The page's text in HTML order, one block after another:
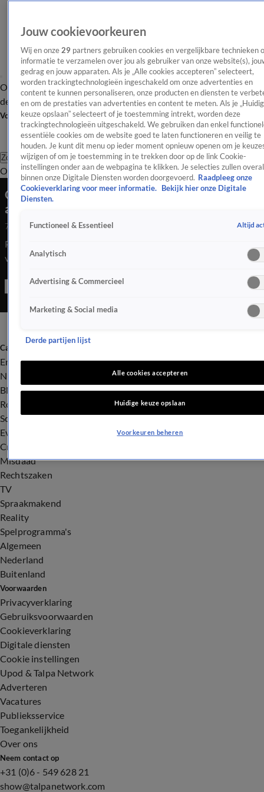
OverzichtAfleveringen Entertainment TV Algemeen
Tip
de redactieNieuwsbrief
Volg Shownieuws
Zoeken
OverzichtEntertainmentSpraakmakendRealityCrimeVideo's
Oprah Winfrey is volgens fans opvallend veel
afgevallen
7 mrt 2026, 08:49
Presentatrice Oprah Winfrey is inmiddels 72, maar volgens
veel fans zag ze er opvallend slank en jeugdig uit. Oprah
Fashion Week.
Categorieën
Entertainment
Nieuws
BN'ers
Royalty
Songfestival
Evenementen
Crime
Misdaad
Rechtszaken
TV
Spraakmakend
Reality
Spelprogramma's
Algemeen
Nederland
Buitenland
Voorwaarden
Privacyverklaring
Gebruiksvoorwaarden
Cookieverklaring
Digitale diensten
Cookie instellingen
Upod & Talpa Network
Adverteren
Vacatures
Publieksservice
Toegankelijkheid
Over ons
Neem contact op
+31 (0)6 - 549 628 21
show@talpanetwork.com
Jouw cookievoorkeuren
Wij en onze 29 partners gebruiken cookies en vergelijkbare technieken
informatie te verzamelen over jou als gebruiker van onze website(s),
gedrag en jouw apparaten. Als je „Alle cookies accepteren” selecteert,
worden trackingtechnologieën ingeschakeld om onze advertenties en
content te kunnen personaliseren, onze producten en diensten te
en om de prestaties van advertenties en content te meten. Als je
keuze opslaan” selecteert of je toestemming intrekt, worden deze
trackingtechnologieën uitgeschakeld. We gebruiken dan enkel
essentiële cookies om de website goed te laten functioneren en veilig te
houden. Je kunt dit menu op ieder moment opnieuw openen om je
wijzigen of om je toestemming in te trekken door op de link Cookie-
instellingen onder aan de webpagina te klikken. Je selecties zullen overal
binnen onze Digitale Diensten worden doorgevoerd. Raadpleeg onze
Cookieverklaring voor meer informatie.
Bekijk hier onze Digitale
Diensten.
Functioneel & Essentieel Altijd
Analytisch
Advertising & Commercieel
Marketing & Social media
Derde partijen lijst
Alle cookies accepteren
Huidige keuze opslaan
Voorkeuren beheren